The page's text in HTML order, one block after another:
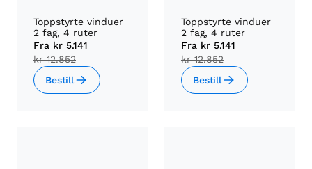
Toppstyrte vinduer
2 fag, 4 ruter
Fra kr 5.141
kr 12.852
Bestill
Toppstyrte vinduer
2 fag, 4 ruter
Fra kr 5.141
kr 12.852
Bestill